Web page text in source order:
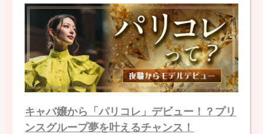
キャバ嬢から「パリコレ」デビュー！？プリ
ンスグループ夢を叶えるチャンス！